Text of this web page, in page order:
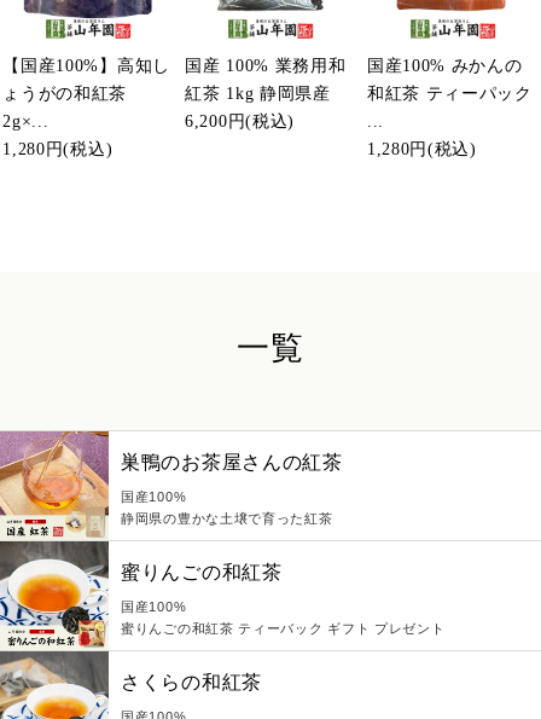
【国産100%】高知し
ょうがの和紅茶
2g×...
1,280円(税込)
国産 100% 業務用和
紅茶 1kg 静岡県産
6,200円(税込)
国産100% みかんの
和紅茶 ティーパック
...
1,280円(税込)
一覧
巣鴨のお茶屋さんの紅茶
国産100%
静岡県の豊かな土壌で育った紅茶
蜜りんごの和紅茶
国産100%
蜜りんごの和紅茶 ティーバック ギフト プレゼント
さくらの和紅茶